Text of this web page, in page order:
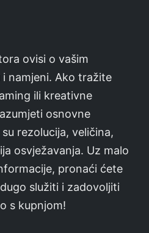
ovisi o vašim
namjeni. Ako tražite
ili kreativne
osnovne
rezolucija, veličina,
osvježavanja. Uz malo
pronaći ćete
služiti i zadovoljiti
s kupnjom!